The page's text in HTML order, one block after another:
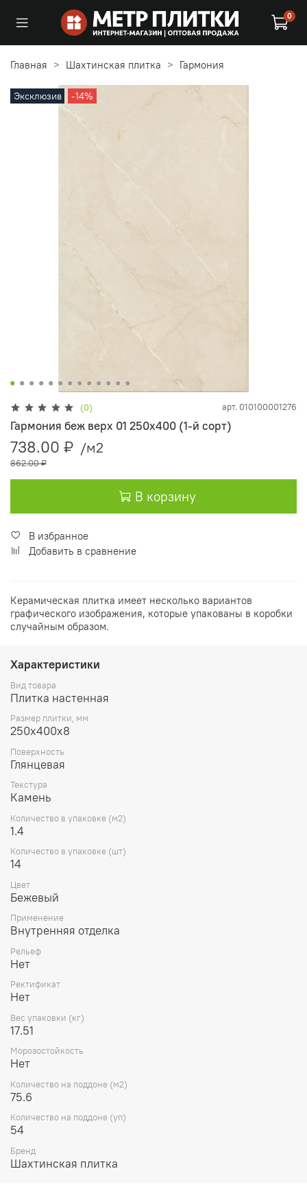
0
Главная Шахтинская плитка Гармония
Эксклюзив -14%
(0) арт. 010100001276
Гармония беж верх 01 250х400 (1-й сорт)
738.00 ₽ /м2
862.00 ₽
В корзину
В избранное
Добавить в сравнение
Керамическая плитка имеет несколько вариантов
графического изображения, которые упакованы в коробки
случайным образом.
Характеристики
Вид товара
Плитка настенная
Размер плитки, мм
250х400х8
Поверхность
Глянцевая
Текстура
Камень
Количество в упаковке (м2)
1.4
Количество в упаковке (шт)
14
Цвет
Бежевый
Применение
Внутренняя отделка
Рельеф
Нет
Ректификат
Нет
Вес упаковки (кг)
17.51
Морозостойкость
Нет
Количество на поддоне (м2)
75.6
Количество на поддоне (уп)
54
Бренд
Шахтинская плитка